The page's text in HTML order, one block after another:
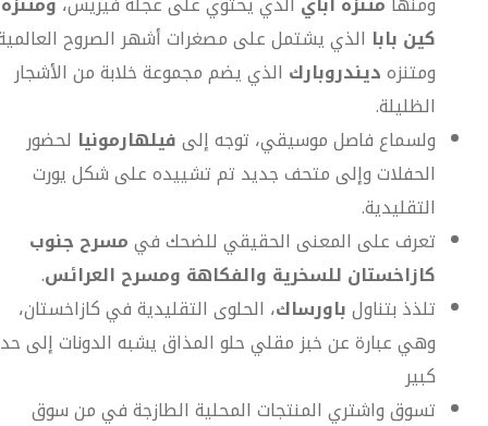
كين بابا الذي يشتمل على مصغرات أشهر الصروح
ومتنزهديندروبارك الذي يضم مجموعة خلابة من الأشجار
الظليلة.
ولسماع فاصل موسيقي، توجه إلىفيلهارمونيا لحضور
الحفلات وإلى متحف جديد تم تشييده على شكل يورت
التقليدية.
تعرف على المعنى الحقيقي للضحك فيمسرح جنوب
كازاخستان للسخرية والفكاهة ومسرح العرائس.
تلذذ بتناولباورساك، الحلوى التقليدية في كازاخستان،
وهي عبارة عن خبز مقلي حلو المذاق يشبه الدونات إلى حد
كبير
تسوق واشتري المنتجات المحلية الطازجة في من سوق